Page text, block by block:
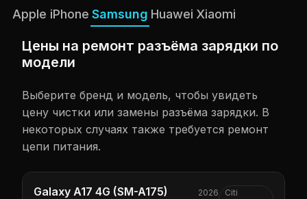
Apple iPhone Samsung Huawei Xiaomi
Цены на ремонт разъёма зарядки по
модели
Выберите бренд и модель, чтобы увидеть
цену чистки или замены разъёма зарядки. В
некоторых случаях также требуется ремонт
цепи питания.
Galaxy A17 4G (SM-A175)
2026
Citi